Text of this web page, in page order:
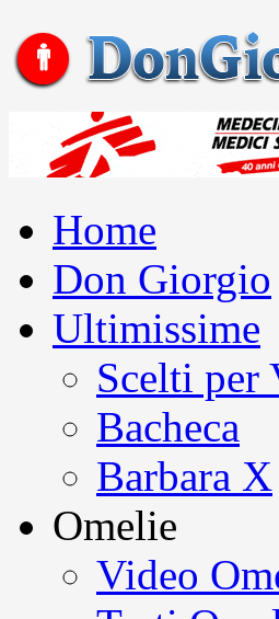
Home
Don Giorgio
Ultimissime
Scelti per
Bacheca
Barbara X
Omelie
Video